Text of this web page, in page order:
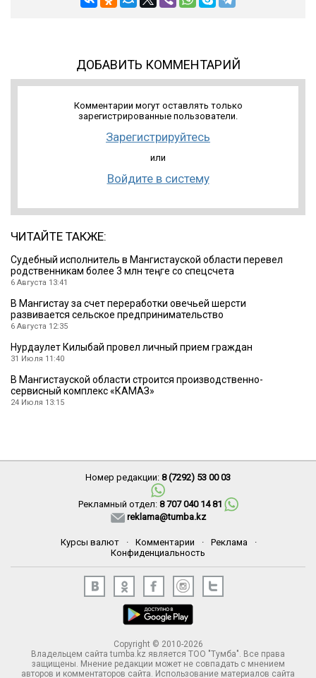
ДОБАВИТЬ КОММЕНТАРИЙ
Комментарии могут оставлять только
зарегистрированные пользователи.
Зарегистрируйтесь
или
Войдите в систему
ЧИТАЙТЕ ТАКЖЕ:
Судебный исполнитель в Мангистауской области перевел
родственникам более 3 млн теңге со спецсчета
6 Августа 13:41
В Мангистау за счет переработки овечьей шерсти
развивается сельское предпринимательство
6 Августа 12:35
Нурдаулет Килыбай провел личный прием граждан
31 Июля 11:40
В Мангистауской области строится производственно-
сервисный комплекс «КАМАЗ»
24 Июля 13:15
Номер редакции: 8 (7292) 53 00 03
Рекламный отдел: 8 707 040 14 81
reklama@tumba.kz
Курсы валют · Комментарии · Реклама
·
Конфиденциальность
Copyright © 2010-2026
Владельцем сайта tumba.kz является ТОО "Тумба". Все права
защищены. Мнение редакции может не совпадать с мнением
авторов и комментаторов сайта. Использование материалов сайта